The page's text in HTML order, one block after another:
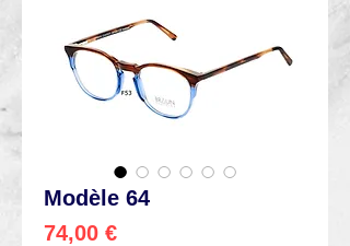
Modèle 64
74,00 €Preço